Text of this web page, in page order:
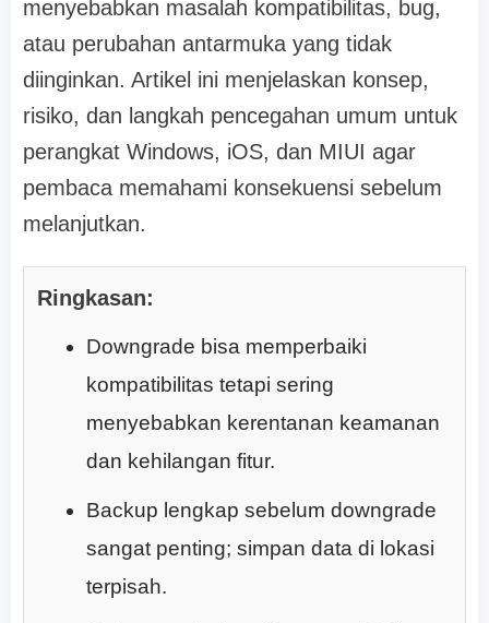
menyebabkan masalah kompatibilitas, bug,
atau perubahan antarmuka yang tidak
diinginkan. Artikel ini menjelaskan konsep,
risiko, dan langkah pencegahan umum untuk
perangkat Windows, iOS, dan MIUI agar
pembaca memahami konsekuensi sebelum
melanjutkan.
Ringkasan:
Downgrade bisa memperbaiki
kompatibilitas tetapi sering
menyebabkan kerentanan keamanan
dan kehilangan fitur.
Backup lengkap sebelum downgrade
sangat penting; simpan data di lokasi
terpisah.